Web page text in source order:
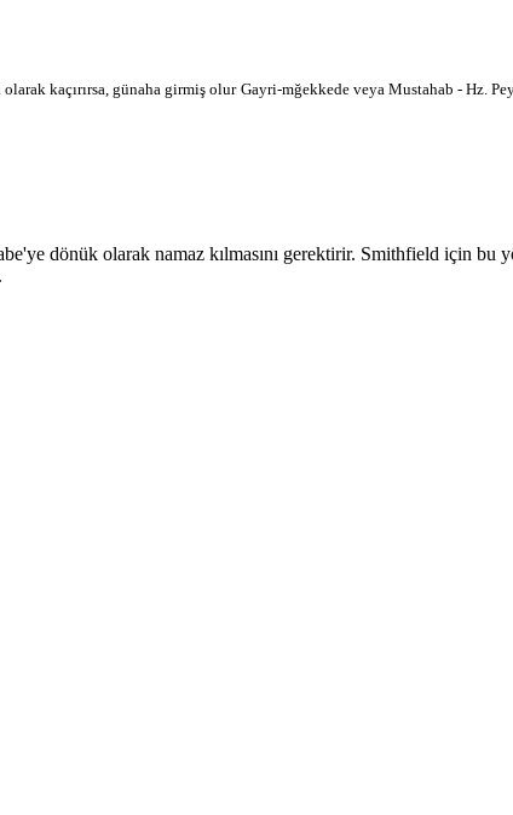
kaçırırsa, günaha girmiş olur Gayri-mğekkede veya Mustahab - Hz.
dönük olarak namaz kılmasını gerektirir. Smithfield için bu